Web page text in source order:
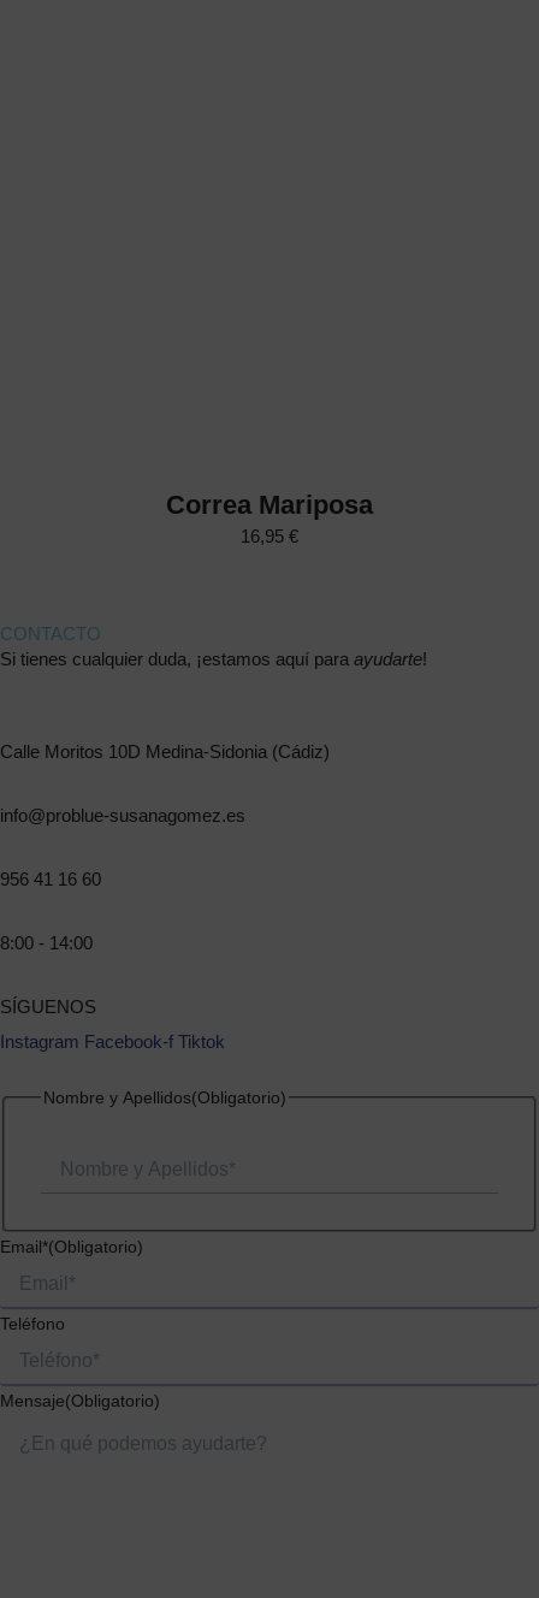
Correa Mariposa
16,95 €
CONTACTO
Si tienes cualquier duda, ¡estamos aquí para ayudarte!
Calle Moritos 10D Medina-Sidonia (Cádiz)
info@problue-susanagomez.es
956 41 16 60
8:00 - 14:00
SÍGUENOS
Instagram Facebook-f Tiktok
Nombre y Apellidos(Obligatorio)
Nombre
Email*(Obligatorio)
Teléfono
Mensaje(Obligatorio)